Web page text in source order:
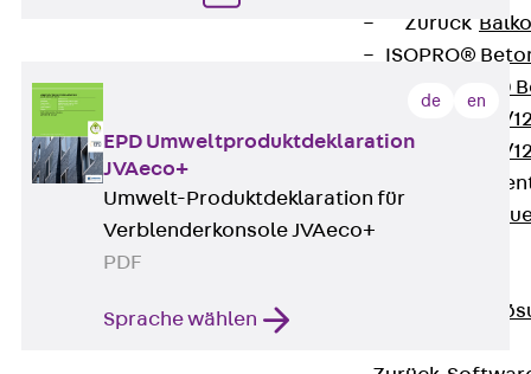
Zurück
ISOPRO®
ISOPRO® 120
ISOPRO® 80/
ISOPRO® 80/
Digitale
de en
EPD Umweltproduktdeklaration
JVAeco+
Umwelt-Produktdeklaration für
Verblenderkonsole JVAeco+
PDF
Sprache wählen